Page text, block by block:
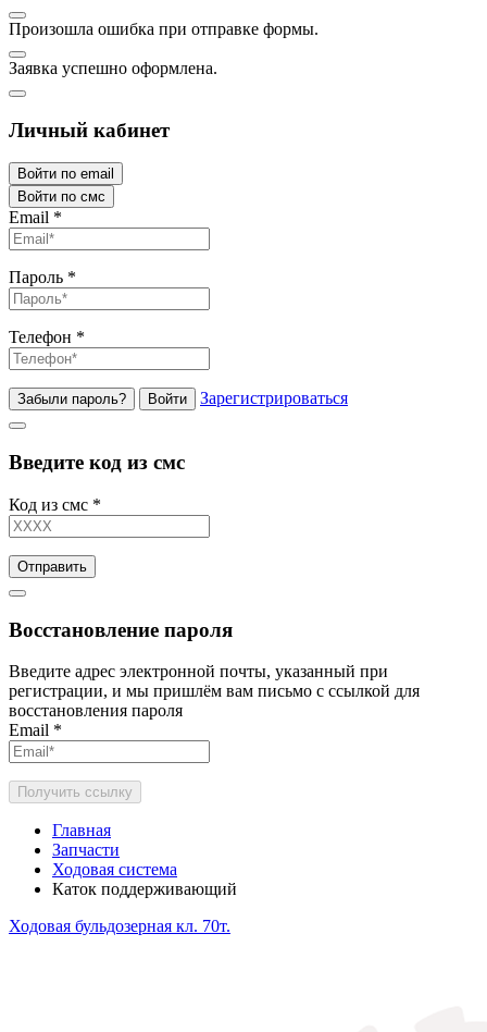
Произошла ошибка при отправке формы.
Заявка успешно оформлена.
Личный кабинет
Войти по email
Войти по смс
Email *
Пароль *
Телефон *
Забыли пароль? Войти Зарегистрироваться
Введите код из смс
Код из смс *
Отправить
Восстановление пароля
Введите адрес электронной почты, указанный при
регистрации, и мы пришлём вам письмо с ссылкой для
восстановления пароля
Email *
Получить ссылку
Главная
Запчасти
Ходовая система
Каток поддерживающий
Ходовая бульдозерная кл. 70т.